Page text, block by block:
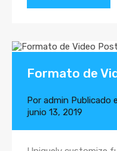
Formato de
Por admin Publicado
junio 13, 2019